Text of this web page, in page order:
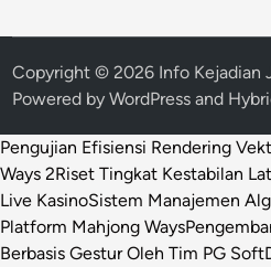
Copyright © 2026 Info Kejadian
Powered byWordPress and
Pengujian Efisiensi Rendering
Ways 2Riset Tingkat Kestabilan
Live KasinoSistem Manajemen
Platform Mahjong Ways
Berbasis Gestur Oleh Tim PG Soft